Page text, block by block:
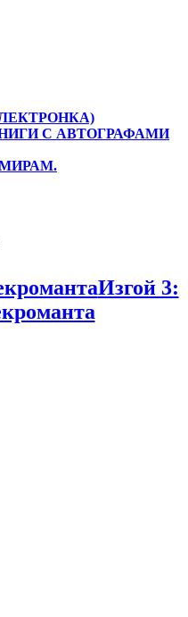
С АВТОГРАФАМИ
Изгой 3: